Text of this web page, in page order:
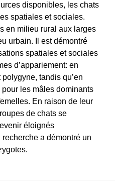
disponibles, les chats
spatiales et sociales.
en milieu rural aux larges
urbain. Il est démontré
spatiales et sociales
d’appariement: en
tandis qu’en
les mâles dominants
En raison de leur
de chats se
éloignés
a démontré un